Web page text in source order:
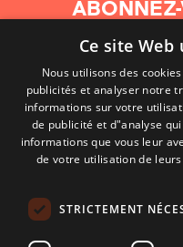
Ce site
Nous utilisons des
publicités et analyser notre
informations sur votre
de publicité et d"analyse
informations que vous leur
de votre utilisation de
STRICTEMENT